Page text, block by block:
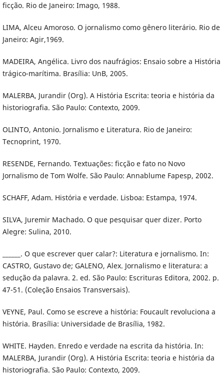
ficção. Rio de Janeiro: Imago, 1988.
LIMA, Alceu Amoroso. O jornalismo como gênero literário. Rio de
Janeiro: Agir,1969.
MADEIRA, Angélica. Livro dos naufrágios: Ensaio sobre a História
trágico-marítima. Brasília: UnB, 2005.
MALERBA, Jurandir (Org). A História Escrita: teoria e história da
historiografia. São Paulo: Contexto, 2009.
OLINTO, Antonio. Jornalismo e Literatura. Rio de Janeiro:
Tecnoprint, 1970.
RESENDE, Fernando. Textuações: ficção e fato no Novo
Jornalismo de Tom Wolfe. São Paulo: Annablume Fapesp, 2002.
SCHAFF, Adam. História e verdade. Lisboa: Estampa, 1974.
SILVA, Juremir Machado. O que pesquisar quer dizer. Porto
Alegre: Sulina, 2010.
______. O que escrever quer calar?: Literatura e jornalismo. In:
CASTRO, Gustavo de; GALENO, Alex. Jornalismo e literatura: a
sedução da palavra. 2. ed. São Paulo: Escrituras Editora, 2002. p.
47-51. (Coleção Ensaios Transversais).
VEYNE, Paul. Como se escreve a história: Foucault revoluciona a
história. Brasília: Universidade de Brasília, 1982.
WHITE. Hayden. Enredo e verdade na escrita da história. In:
MALERBA, Jurandir (Org). A História Escrita: teoria e história da
historiografia. São Paulo: Contexto, 2009.